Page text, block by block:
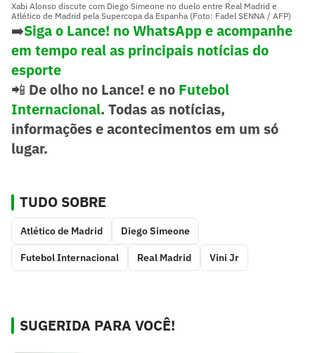
Xabi Alonso discute com Diego Simeone no duelo entre Real Madrid e
Atlético de Madrid pela Supercopa da Espanha (Foto: Fadel SENNA / AFP)
➡️Siga o Lance! no WhatsApp e acompanhe
em tempo real as principais notícias do
esporte
📲 De olho no Lance! e no Futebol
Internacional. Todas as notícias,
informações e acontecimentos em um só
lugar.
TUDO SOBRE
Atlético de Madrid Diego Simeone
Futebol Internacional Real Madrid Vini Jr
SUGERIDA PARA VOCÊ!